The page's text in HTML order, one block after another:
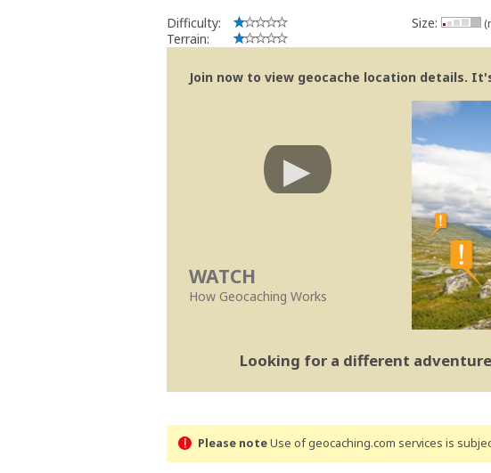
Abraço e obrigado,
SUp3rFM
Geocaching.com Volunteer Cache Reviewer para
Difficulty:
Terrain:
Size:
Join now to view geocache location details.
WATCH
How Geocaching Works
Looking for a different
Please noteUse of geocaching.com services is